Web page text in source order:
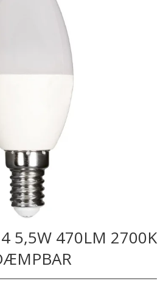
5,5W 470LM 2700K